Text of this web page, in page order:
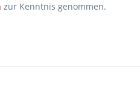
zur Kenntnis genommen.